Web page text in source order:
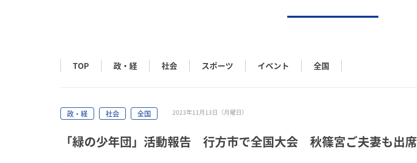
TOP 政・経 社会 スポーツ イベント 全国
政・経 社会 全国 2023年11月13日（月曜日）
「緑の少年団」活動報告 行方市で全国大会 秋篠宮ご夫妻も出席